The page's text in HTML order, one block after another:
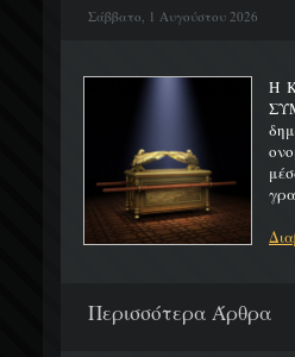
Σάββατο, 1 Αυγούστου 2026
Η
Περισσότερα Άρθρα